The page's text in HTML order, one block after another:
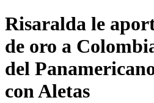
Risaralda le
de oro a
del
con Aletas